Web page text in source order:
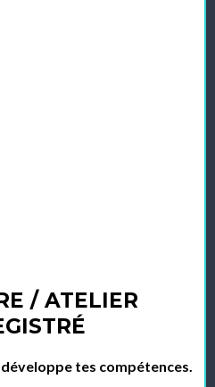
/ ATELIER
tes compétences.